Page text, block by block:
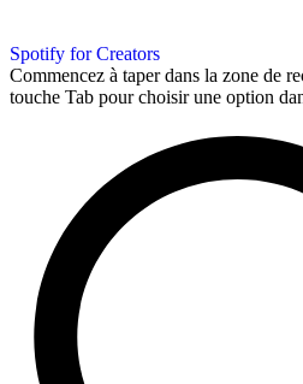
Spotify for Creators
Commencez à taper dans la zone de
touche Tab pour choisir une option